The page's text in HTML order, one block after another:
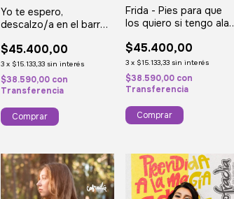
Yo te espero,
descalzo/a en el barro,
$45.400,00
3 x $15.133,33 sin interés
$38.590,00 con
Transferencia
Comprar
Frida - Pies para que
los quiero si tengo alas
$45.400,00
3 x $15.133,33 sin interés
$38.590,00 con
Transferencia
Comprar